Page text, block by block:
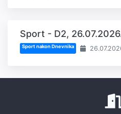
Sport - D2,
Sport nakon Dnevnika